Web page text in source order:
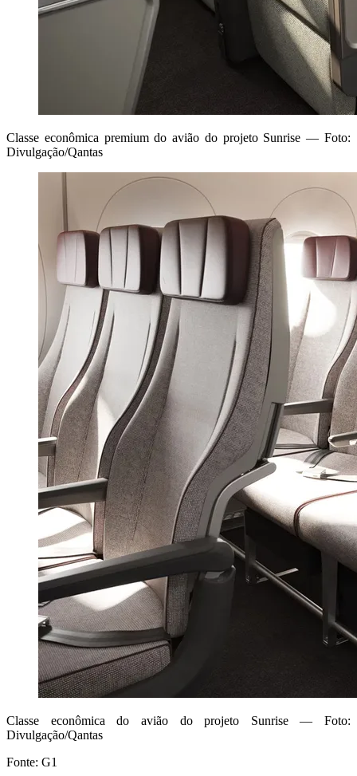
Classe econômica premium do avião do projeto Sunrise — Foto:
Divulgação/Qantas
Classe econômica do avião do projeto Sunrise — Foto:
Divulgação/Qantas
Fonte: G1